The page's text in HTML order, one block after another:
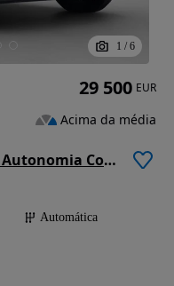
1 / 6
Citroën e-C3 Aircross 44 kWh Autonomia Conforto Max
Automática
29 500 EUR
Acima da média